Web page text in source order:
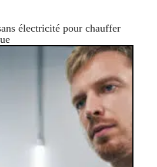
électricité pour chauffer